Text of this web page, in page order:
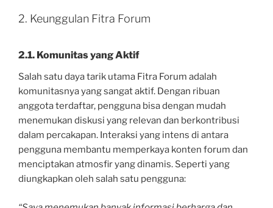
2. Keunggulan Fitra Forum
2.1. Komunitas yang Aktif
Salah satu daya tarik utama Fitra Forum adalah
komunitasnya yang sangat aktif. Dengan ribuan
anggota terdaftar, pengguna bisa dengan mudah
menemukan diskusi yang relevan dan berkontribusi
dalam percakapan. Interaksi yang intens di antara
pengguna membantu memperkaya konten forum dan
menciptakan atmosfir yang dinamis. Seperti yang
diungkapkan oleh salah satu pengguna: